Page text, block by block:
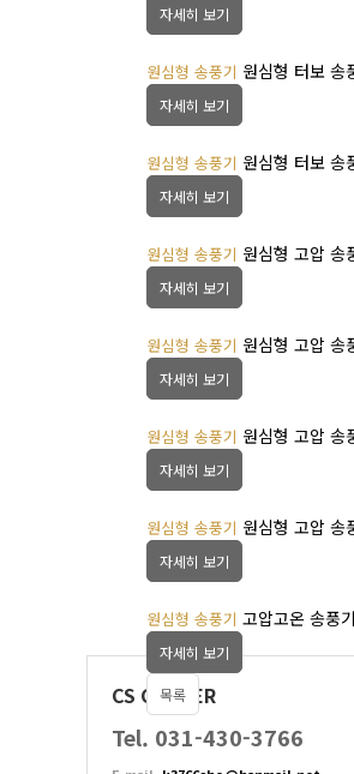
자세히 보기
원심형 송풍기 원심형 터보 송
자세히 보기
원심형 송풍기 원심형 터보 송
자세히 보기
원심형 송풍기 원심형 고압
자세히 보기
원심형 송풍기 원심형 고압
자세히 보기
원심형 송풍기 원심형 고압
자세히 보기
원심형 송풍기 원심형 고압
자세히 보기
원심형 송풍기 고압고온 송풍기
자세히 보기
목록
CS CENTER
Tel. 031-430-3766